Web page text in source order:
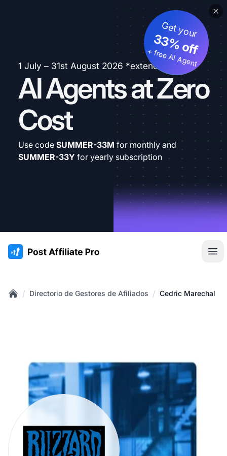
1 July – 31st August 2026 *extended
AI Agents at Zero
Cost
Get your
33% off
+ free AI Agent
Use code SUMMER-33M for monthly and
SUMMER-33Y for yearly subscription
:site.title
/ Directorio de Gestores de Afiliados / Cedric Marechal